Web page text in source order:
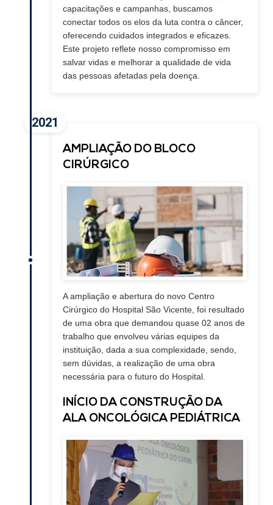
capacitações e campanhas, buscamos
conectar todos os elos da luta contra o câncer,
oferecendo cuidados integrados e eficazes.
Este projeto reflete nosso compromisso em
salvar vidas e melhorar a qualidade de vida
das pessoas afetadas pela doença.
2021
AMPLIAÇÃO DO BLOCO
CIRÚRGICO
A ampliação e abertura do novo Centro
Cirúrgico do Hospital São Vicente, foi resultado
de uma obra que demandou quase 02 anos de
trabalho que envolveu várias equipes da
instituição, dada a sua complexidade, sendo,
sem dúvidas, a realização de uma obra
necessária para o futuro do Hospital.
INÍCIO DA CONSTRUÇÃO DA
ALA ONCOLÓGICA PEDIÁTRICA